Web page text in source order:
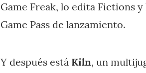
Game Freak, lo edita Fictions
Game Pass de lanzamiento.
Y después está Kiln, un